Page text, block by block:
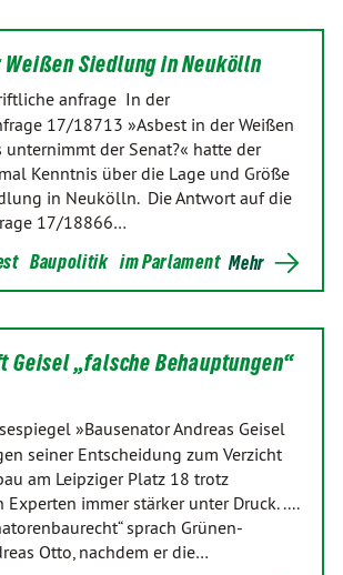
Siedlung in Neukölln
anfrage In der
17/18713 »Asbest in der Weißen
der Senat?« hatte der
Kenntnis über die Lage und Größe
in Neukölln. Die Antwort auf die
17/18866…
Baupolitik im Parlament Mehr
„falsche Behauptungen“
»Bausenator Andreas Geisel
seiner Entscheidung zum Verzicht
am Leipziger Platz 18 trotz
Experten immer stärker unter Druck. ....
sprach Grünen-
Otto, nachdem er die…